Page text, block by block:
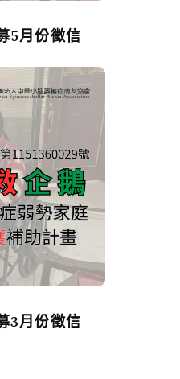
5月份徵信
3月份徵信